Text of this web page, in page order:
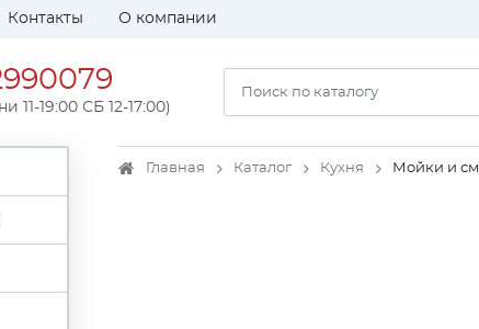
Контакты О компании
11-19:00 СБ 12-17:00)
Главная Каталог Кухня Мойки и